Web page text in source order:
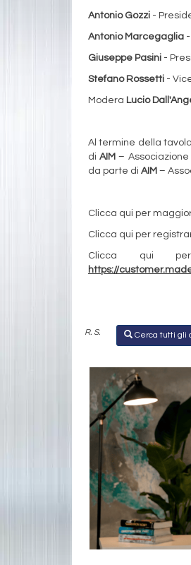
Antonio Gozzi -
Antonio Marcegaglia
Giuseppe Pasini -
Stefano Rossetti -
Modera Lucio
Al termine della
diAIM –
da parte di AIM –
Clicca qui per
Clicca qui per
Clicca qui
https://
R. S. Cerca tutti gli